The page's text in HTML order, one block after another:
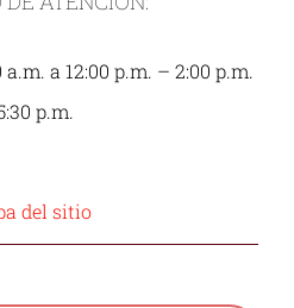
a 12:00 p.m. – 2:00 p.m.
p.m.
del sitio